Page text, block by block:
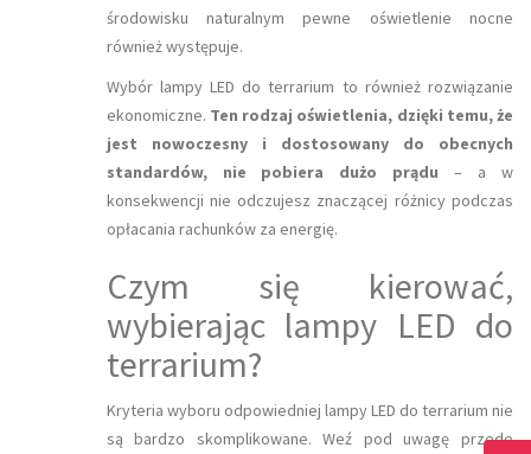
środowisku naturalnym pewne oświetlenie nocne
również występuje.
Wybór lampy LED do terrarium to również rozwiązanie
ekonomiczne. Ten rodzaj oświetlenia, dzięki temu, że
jest nowoczesny i dostosowany do obecnych
standardów, nie pobiera dużo prądu – a w
konsekwencji nie odczujesz znaczącej różnicy podczas
opłacania rachunków za energię.
Czym się kierować,
wybierając lampy LED do
terrarium?
Kryteria wyboru odpowiedniej lampy LED do terrarium nie
są bardzo skomplikowane. Weź pod uwagę przede